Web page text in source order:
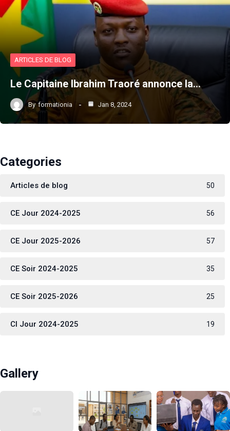
ARTICLES DE BLOG
Le Capitaine Ibrahim Traoré annonce la…
By formationia Jan 8, 2024
Categories
Articles de blog 50
CE Jour 2024-2025 56
CE Jour 2025-2026 57
CE Soir 2024-2025 35
CE Soir 2025-2026 25
CI Jour 2024-2025 19
Gallery